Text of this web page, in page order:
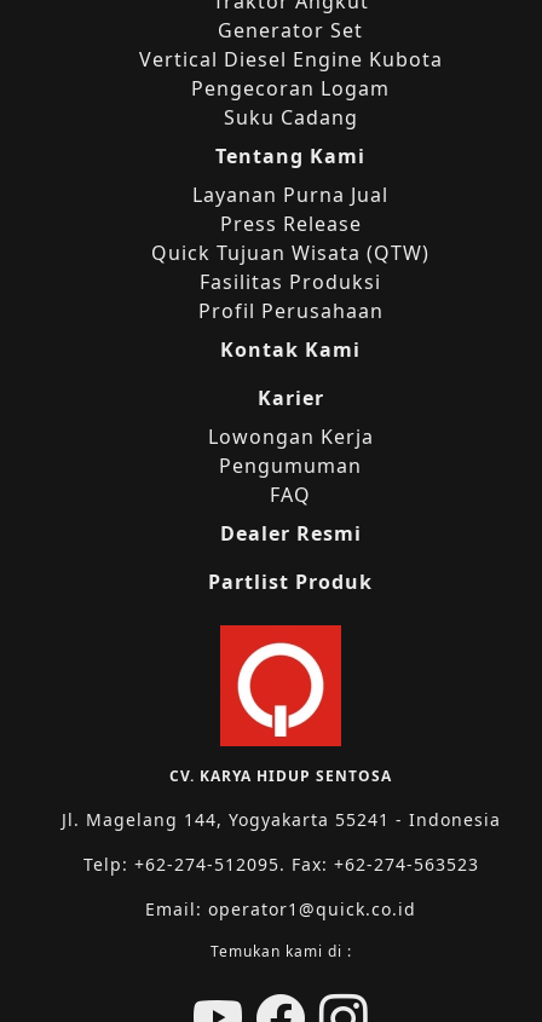
Generator Set
Vertical Diesel Engine Kubota
Pengecoran Logam
Suku Cadang
Tentang Kami
Layanan Purna Jual
Press Release
Quick Tujuan Wisata (QTW)
Fasilitas Produksi
Profil Perusahaan
Kontak Kami
Karier
Lowongan Kerja
Pengumuman
FAQ
Dealer Resmi
Partlist Produk
CV. KARYA HIDUP SENTOSA
Jl. Magelang 144, Yogyakarta 55241 - Indonesia
Telp: +62-274-512095. Fax: +62-274-563523
Email: operator1@quick.co.id
Temukan kami di :